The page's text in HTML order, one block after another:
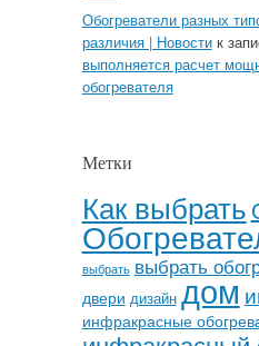
Обогреватели разных
различия | Новостик
выполняется расчет
обогревателя
Метки
Как выбрать
выбрать выбрать
двери дизайн дом
инфракрасные